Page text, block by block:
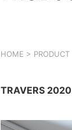
HOME > PRODUCT
TRAVERS 2020